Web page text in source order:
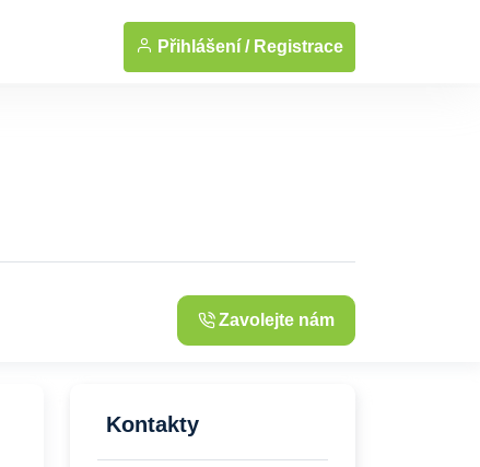
Přihlášení / Registrace
... Zobrazit fotografie
Zavolejte nám
Kontakty